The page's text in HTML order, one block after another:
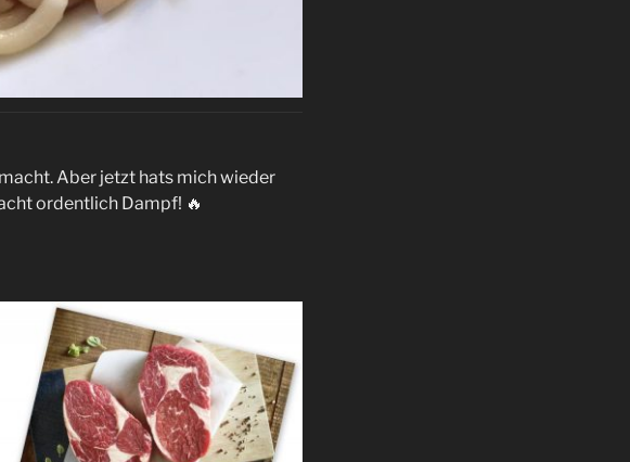
Aber jetzt hats mich wieder
ordentlich Dampf! 🔥